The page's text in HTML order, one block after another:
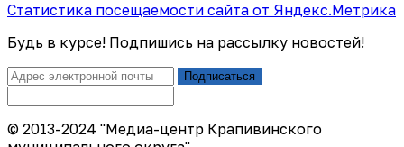
Статистика посещаемости сайта от Яндекс.Метрика
Будь в курсе! Подпишись на рассылку новостей!
Подписаться
© 2013-2024 "Медиа-центр Крапивинского